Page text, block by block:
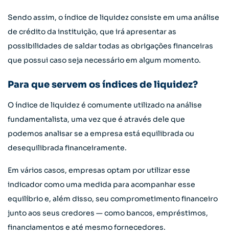
Sendo assim, o índice de liquidez consiste em uma análise
de crédito da instituição, que irá apresentar as
possibilidades de saldar todas as obrigações financeiras
que possui caso seja necessário em algum momento.
Para que servem os índices de liquidez?
O índice de liquidez é comumente utilizado na análise
fundamentalista, uma vez que é através dele que
podemos analisar se a empresa está equilibrada ou
desequilibrada financeiramente.
Em vários casos, empresas optam por utilizar esse
indicador como uma medida para acompanhar esse
equilíbrio e, além disso, seu comprometimento financeiro
junto aos seus credores — como bancos, empréstimos,
financiamentos e até mesmo fornecedores.